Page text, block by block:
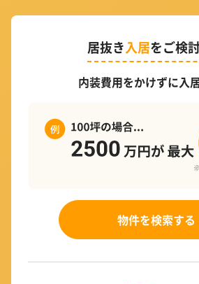
居抜き入居をご検
内装費用をかけずに入
物件を検索する